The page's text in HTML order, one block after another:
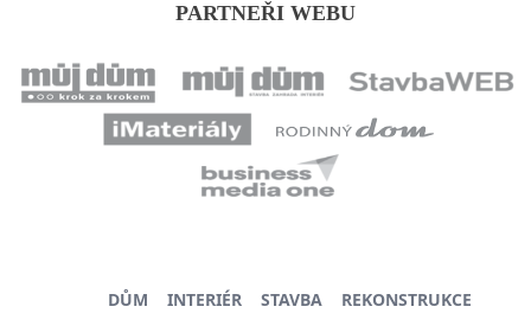
PARTNEŘI WEBU
DŮM INTERIÉR STAVBA
REKONSTRUKCE